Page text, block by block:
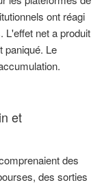
ont réagi
L'effet net a produit
paniqué. Le
et
des
des sorties